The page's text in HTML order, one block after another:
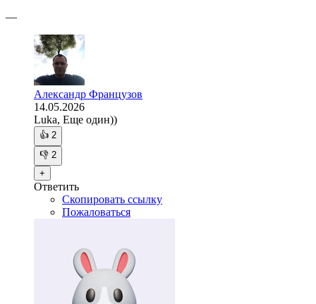
—
Александр Французов
14.05.2026
Luka, Еще один))
👍 2
👎 2
+
Ответить
Скопировать ссылку
Пожаловаться